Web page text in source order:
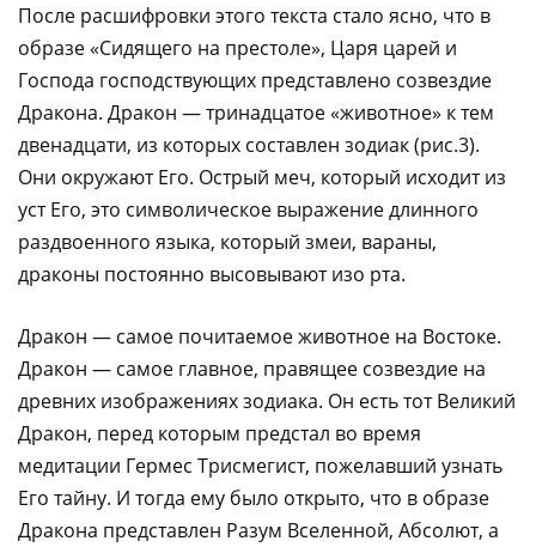
После расшифровки этого текста стало ясно, что в
образе «Сидящего на престоле», Царя царей и
Господа господствующих представлено созвездие
Дракона. Дракон — тринадцатое «животное» к тем
двенадцати, из которых составлен зодиак (рис.3).
Они окружают Его. Острый меч, который исходит из
уст Его, это символическое выражение длинного
раздвоенного языка, который змеи, вараны,
драконы постоянно высовывают изо рта.
Дракон — самое почитаемое животное на Востоке.
Дракон — самое главное, правящее созвездие на
древних изображениях зодиака. Он есть тот Великий
Дракон, перед которым предстал во время
медитации Гермес Трисмегист, пожелавший узнать
Его тайну. И тогда ему было открыто, что в образе
Дракона представлен Разум Вселенной, Абсолют, а